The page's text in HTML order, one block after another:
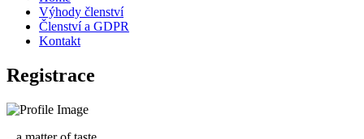
Výhody členství
Členství a GDPR
Kontakt
Registrace